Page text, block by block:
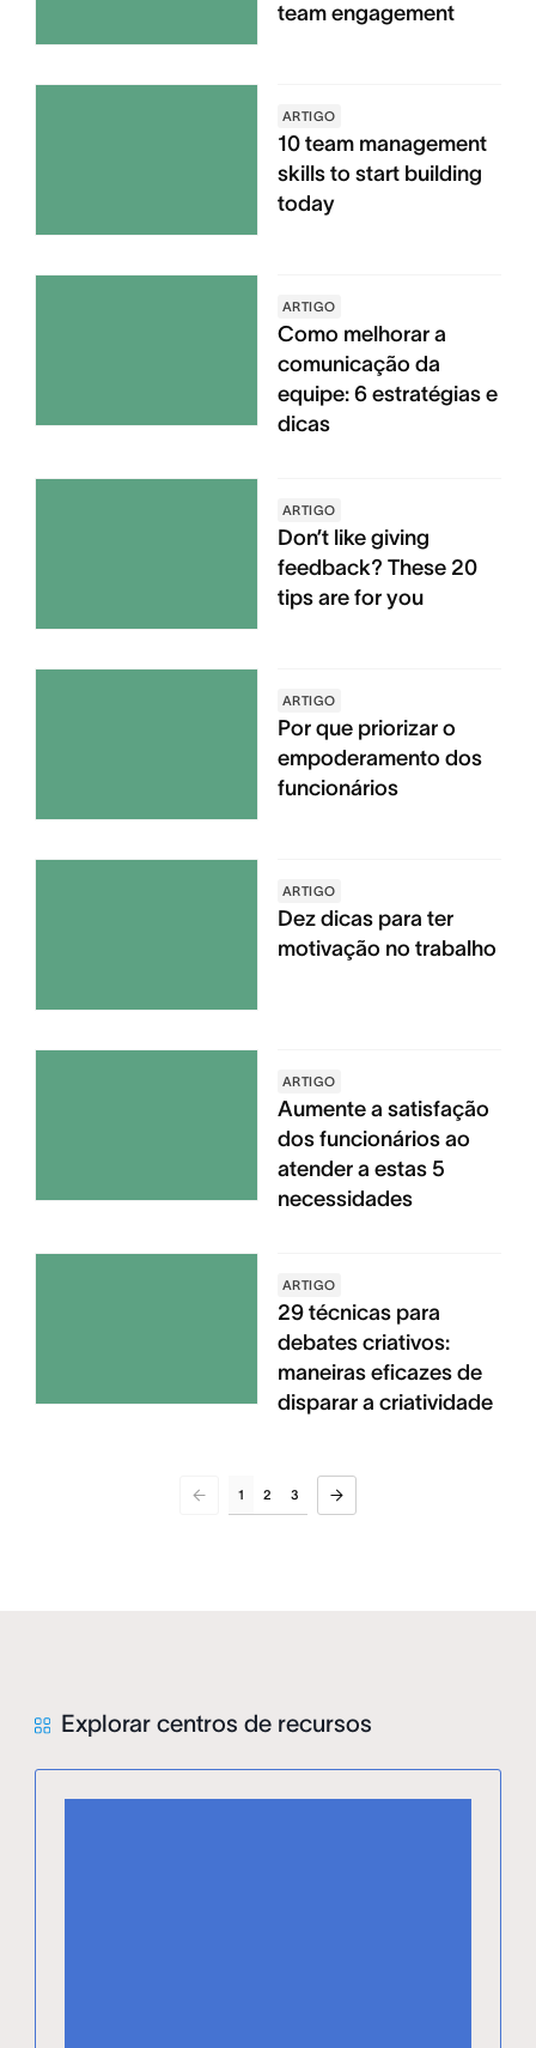
team engagement
ARTIGO
10 team management
skills to start building
today
ARTIGO
Como melhorar a
comunicação da
equipe: 6 estratégias e
dicas
ARTIGO
Don’t like giving
feedback? These 20
tips are for you
ARTIGO
Por que priorizar o
empoderamento dos
funcionários
ARTIGO
Dez dicas para ter
motivação no trabalho
ARTIGO
Aumente a satisfação
dos funcionários ao
atender a estas 5
necessidades
ARTIGO
29 técnicas para
debates criativos:
maneiras eficazes de
disparar a criatividade
1 2 3
Explorar centros de recursos